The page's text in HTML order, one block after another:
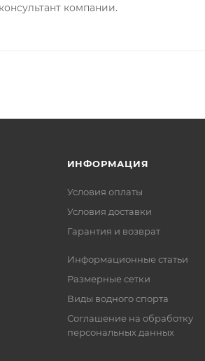
компании.
ИНФОРМАЦИЯ
Условия оплаты
Условия доставки
Гарантия и возврат
Информационные статьи
Размерные сетки
Виды водного спорта
Соглашение на обработку
персональных данных